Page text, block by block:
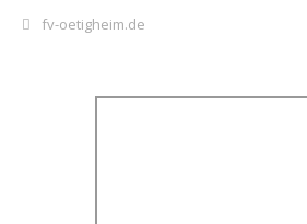
fv-oetigheim.de